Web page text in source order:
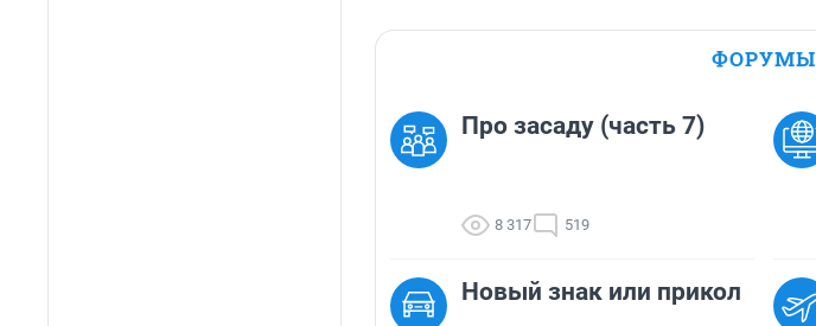
ФОРУМЫ
Про засаду (часть 7)
8 317 519
Новый знак или прикол